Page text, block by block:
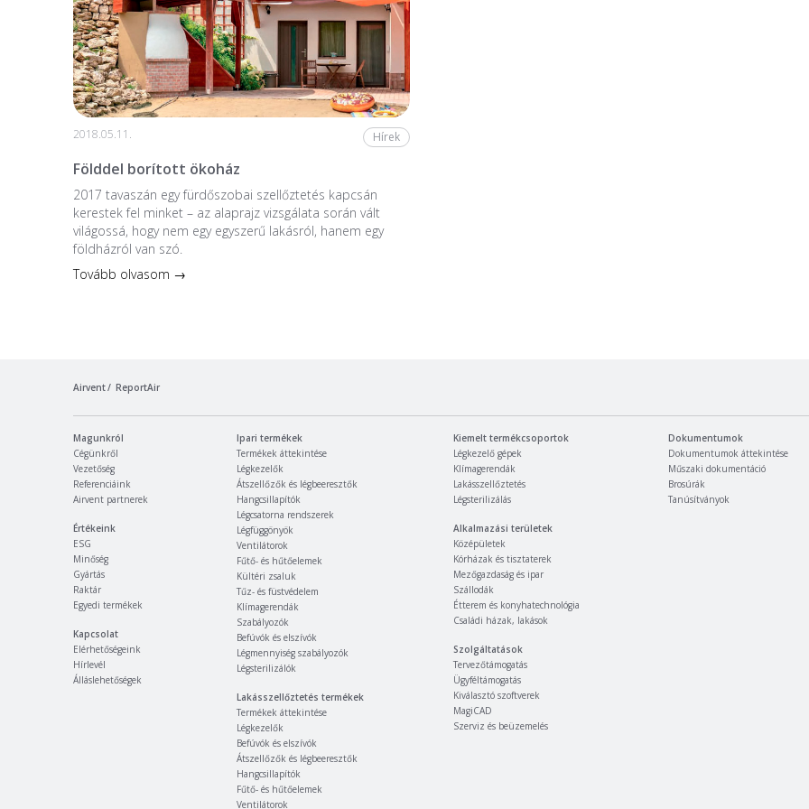
2018.05.11. Hírek
Földdel borított ökoház
2017 tavaszán egy fürdőszobai szellőztetés kapcsán
kerestek fel minket – az alaprajz vizsgálata során vált
világossá, hogy nem egy egyszerű lakásról, hanem egy
földházról van szó.
Tovább olvasom →
Airvent ReportAir
Magunkról
Cégünkről
Vezetőség
Referenciáink
Airvent partnerek
Értékeink
ESG
Minőség
Gyártás
Raktár
Egyedi termékek
Kapcsolat
Elérhetőségeink
Hírlevél
Álláslehetőségek
Ipari termékek
Termékek áttekintése
Légkezelők
Átszellőzők és légbeeresztők
Hangcsillapítók
Légcsatorna rendszerek
Légfüggönyök
Ventilátorok
Fűtő- és hűtőelemek
Kültéri zsaluk
Tűz- és füstvédelem
Klímagerendák
Szabályozók
Befúvók és elszívók
Légmennyiség szabályozók
Légsterilizálók
Lakásszellőztetés termékek
Termékek áttekintése
Légkezelők
Befúvók és elszívók
Átszellőzők és légbeeresztők
Hangcsillapítók
Fűtő- és hűtőelemek
Ventilátorok
Kiemelt termékcsoportok
Légkezelő gépek
Klímagerendák
Lakásszellőztetés
Légsterilizálás
Alkalmazási területek
Középületek
Kórházak és tisztaterek
Mezőgazdaság és ipar
Szállodák
Étterem és konyhatechnológia
Családi házak, lakások
Szolgáltatások
Tervezőtámogatás
Ügyféltámogatás
Kiválasztó szoftverek
MagiCAD
Szerviz és beüzemelés
Dokumentumok
Dokumentumok áttekintése
Műszaki dokumentáció
Brosúrák
Tanúsítványok